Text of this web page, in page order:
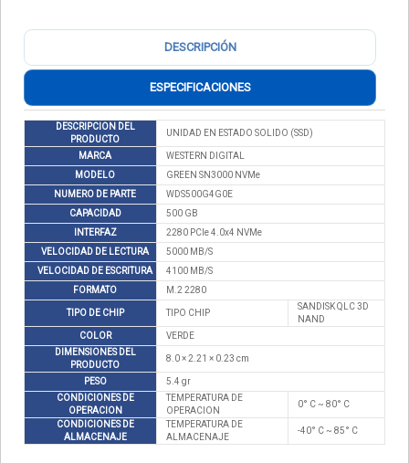
DESCRIPCIÓN
ESPECIFICACIONES
DESCRIPCION DEL
PRODUCTO
UNIDAD EN ESTADO SOLIDO (SSD)
MARCA
WESTERN DIGITAL
MODELO
GREEN SN3000 NVMe
NUMERO DE PARTE
WDS500G4G0E
CAPACIDAD
500 GB
INTERFAZ
2280 PCIe 4.0x4 NVMe
VELOCIDAD DE LECTURA
5000 MB/S
VELOCIDAD DE ESCRITURA
4100 MB/S
FORMATO
M.2 2280
TIPO DE CHIP TIPO CHIP
SANDISK QLC 3D
NAND
COLOR
VERDE
DIMENSIONES DEL
PRODUCTO
8.0 × 2.21 × 0.23 cm
PESO
5.4 gr
CONDICIONES DE
OPERACION
TEMPERATURA DE
OPERACION
0° C ~ 80° C
CONDICIONES DE
ALMACENAJE
TEMPERATURA DE
ALMACENAJE
-40° C ~ 85° C